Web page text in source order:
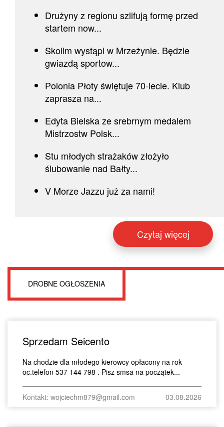
Drużyny z regionu szlifują formę przed
startem now...
Skolim wystąpi w Mrzeżynie. Będzie
gwiazdą sportow...
Polonia Płoty świętuje 70-lecie. Klub
zaprasza na...
Edyta Bielska ze srebrnym medalem
Mistrzostw Polsk...
Stu młodych strażaków złożyło
ślubowanie nad Bałty...
V Morze Jazzu już za nami!
Czytaj więcej
DROBNE OGŁOSZENIA
Sprzedam Seicento
Na chodzie dla młodego kierowcy opłacony na rok
oc.telefon 537 144 798 . Pisz smsa na początek...
Kontakt: wojciechm879@gmail.com 03.08.2026